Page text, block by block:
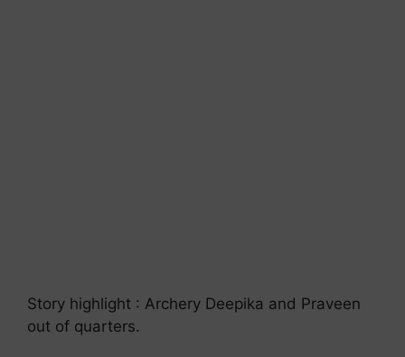
Story highlight : Archery Deepika and Praveen
out of quarters.